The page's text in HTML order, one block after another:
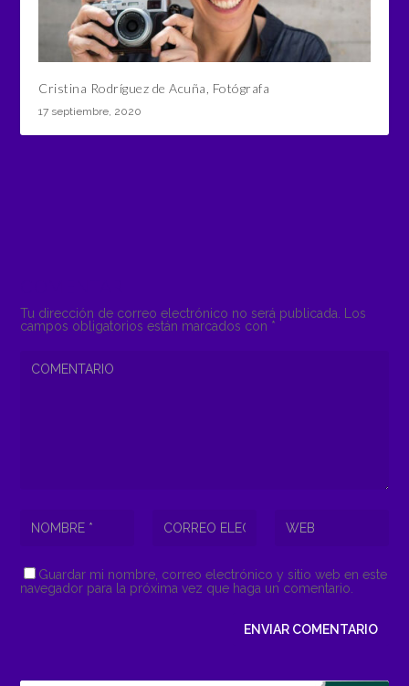
Cristina Rodríguez de Acuña, Fotógrafa
17 septiembre, 2020
Tu dirección de correo electrónico no será publicada.
Los
campos obligatorios están marcados con *
Guardar mi nombre, correo electrónico y sitio web en este
navegador para la próxima vez que haga un comentario.